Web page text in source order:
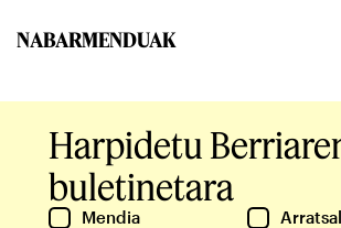
NABARMENDUAK
Harpidetu
buletinetara
Mendia